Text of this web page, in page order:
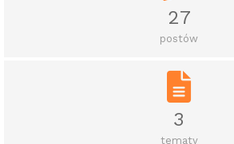
27
postów
3
tematy